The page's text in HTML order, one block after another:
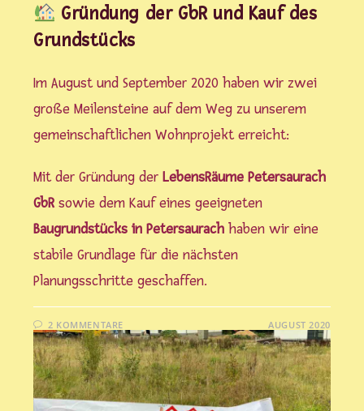
Gründung der GbR und Kauf des
Grundstücks
Im August und September 2020 haben wir zwei
große Meilensteine auf dem Weg zu unserem
gemeinschaftlichen Wohnprojekt erreicht:
Mit der Gründung derLebensRäume Petersaurach
GbRsowie dem Kauf eines geeigneten
Baugrundstücks in Petersaurach haben wir eine
stabile Grundlage für die nächsten
Planungsschritte geschaffen.
2 KOMMENTARE 1. AUGUST 2020